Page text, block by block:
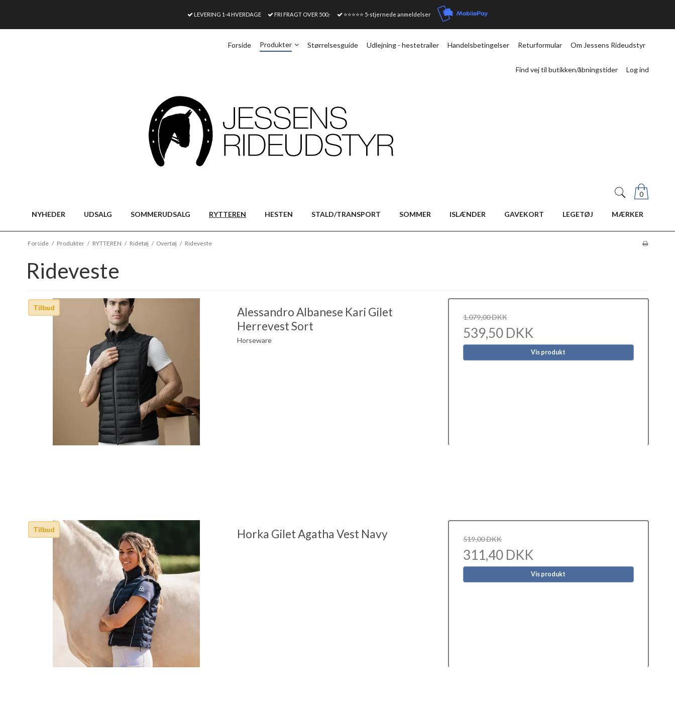
LEVERING 1-4 HVERDAGE FRI FRAGT OVER 500,- ⭐⭐⭐⭐⭐ 5-stjernede anmeldelser
Forside Produkter Størrelsesguide Udlejning - hestetrailer Handelsbetingelser Returformular Om Jessens Rideudstyr
Find vej til butikken/åbningstider Log ind
0
NYHEDER UDSALG SOMMERUDSALG RYTTEREN HESTEN STALD/TRANSPORT SOMMER ISLÆNDER GAVEKORT LEGETØJ MÆRKER
Forside / Produkter / RYTTEREN / Ridetøj / Overtøj / Rideveste
Rideveste
Tilbud
Alessandro Albanese Kari Gilet
Herrevest Sort
Horseware
1.079,00 DKK
539,50 DKK
Vis produkt
Tilbud Horka Gilet Agatha Vest Navy 519,00 DKK
311,40 DKK
Vis produkt